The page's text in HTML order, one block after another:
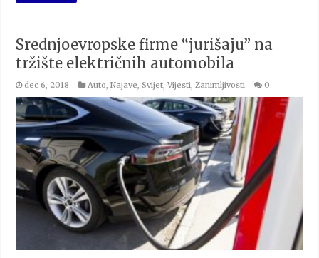
Srednjoevropske firme “jurišaju” na
tržište električnih automobila
dec 6, 2018 Auto,Najave,Svijet,Vijesti,Zanimljivosti 0